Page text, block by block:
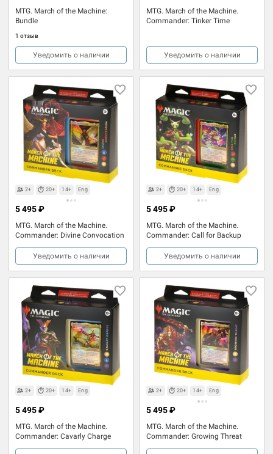
MTG. March of the Machine:
Bundle
1 отзыв
Уведомить о наличии
MTG. March of the Machine.
Commander: Tinker Time
Уведомить о наличии
2+ 20+ 14+ Eng
MTG. March of the Machine.
Commander: Divine Convocation
5 495 ₽
Уведомить о наличии
2+ 20+ 14+ Eng
MTG. March of the Machine.
Commander: Call for Backup
5 495 ₽
Уведомить о наличии
2+ 20+ 14+ Eng
MTG. March of the Machine.
Commander: Cavarly Charge
5 495 ₽
2+ 20+ 14+ Eng
MTG. March of the Machine.
Commander: Growing Threat
5 495 ₽